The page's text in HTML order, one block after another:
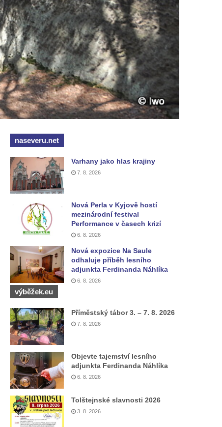
naseveru.net
Varhany jako hlas krajiny
7. 8. 2026
Nová Perla v Kyjově hostí
mezinárodní festival
Performance v časech krizí
6. 8. 2026
Nová expozice Na Saule
odhaluje příběh lesního
adjunkta Ferdinanda Náhlíka
6. 8. 2026
výběžek.eu
Příměstský tábor 3. – 7. 8. 2026
7. 8. 2026
Objevte tajemství lesního
adjunkta Ferdinanda Náhlíka
6. 8. 2026
Tolštejnské slavnosti 2026
3. 8. 2026